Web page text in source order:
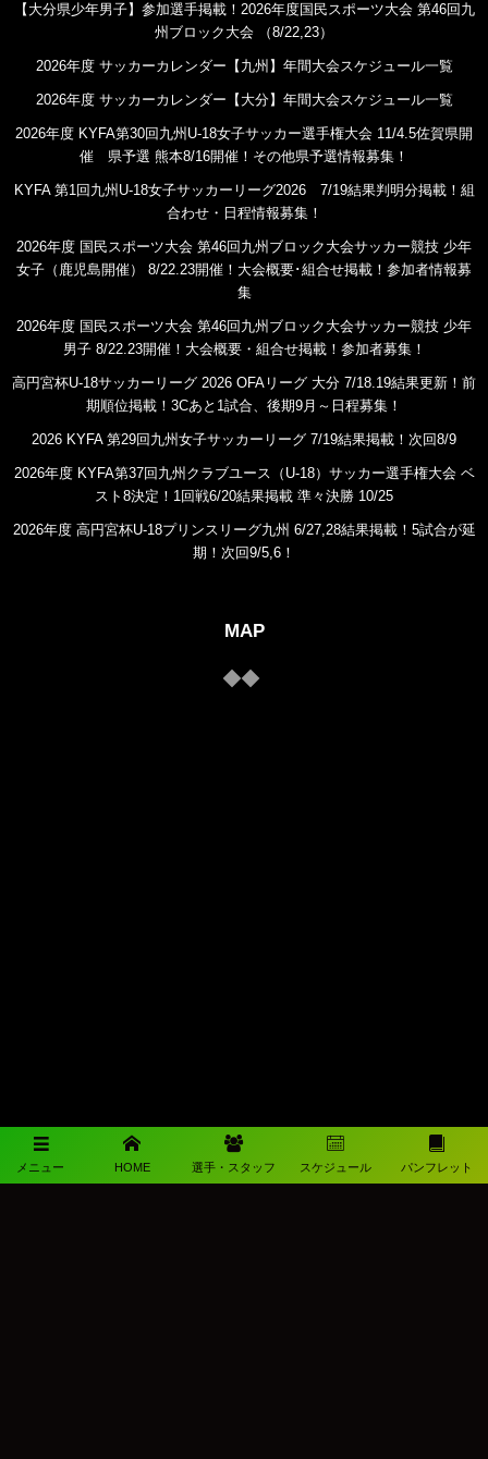
メニュー HOME 選手・スタッフ スケジュール パンフレット
【大分県少年男子】参加選手掲載！2026年度国民スポーツ大会 第46回九
州ブロック大会 （8/22,23）
2026年度 サッカーカレンダー【九州】年間大会スケジュール一覧
2026年度 サッカーカレンダー【大分】年間大会スケジュール一覧
2026年度 KYFA第30回九州U-18女子サッカー選手権大会 11/4.5佐賀県開
催 県予選 熊本8/16開催！その他県予選情報募集！
KYFA 第1回九州U-18女子サッカーリーグ2026 7/19結果判明分掲載！組
合わせ・日程情報募集！
2026年度 国民スポーツ大会 第46回九州ブロック大会サッカー競技 少年
女子（鹿児島開催） 8/22.23開催！大会概要･組合せ掲載！参加者情報募
集
2026年度 国民スポーツ大会 第46回九州ブロック大会サッカー競技 少年
男子 8/22.23開催！大会概要・組合せ掲載！参加者募集！
高円宮杯U-18サッカーリーグ 2026 OFAリーグ 大分 7/18.19結果更新！前
期順位掲載！3Cあと1試合、後期9月～日程募集！
2026 KYFA 第29回九州女子サッカーリーグ 7/19結果掲載！次回8/9
2026年度 KYFA第37回九州クラブユース（U-18）サッカー選手権大会 ベ
スト8決定！1回戦6/20結果掲載 準々決勝 10/25
2026年度 高円宮杯U-18プリンスリーグ九州 6/27,28結果掲載！5試合が延
期！次回9/5,6！
MAP